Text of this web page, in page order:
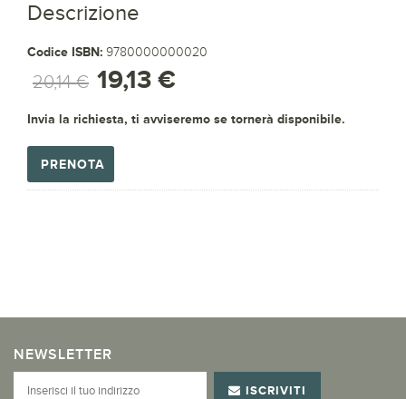
Descrizione
Codice ISBN: 9780000000020
20,14 € 19,13 €
Invia la richiesta, ti avviseremo se tornerà disponibile.
PRENOTA
NEWSLETTER
ISCRIVITI